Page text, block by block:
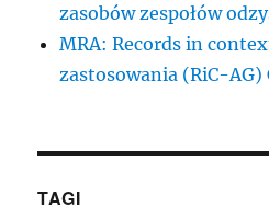
zasobów zespołów
MRA: Records in
zastosowania (RiC-AG)
TAGI